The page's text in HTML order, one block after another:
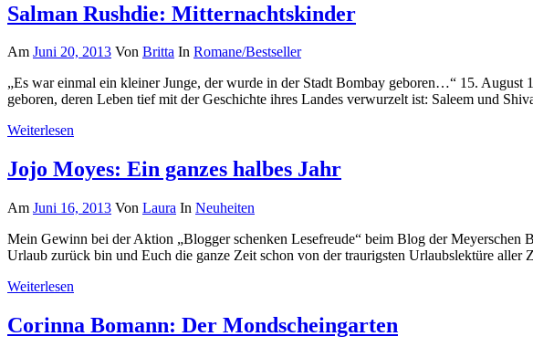
Salman Rushdie: Mitternachtskinder
Am Juni 20, 2013 Von Britta In Romane/Bestseller
„Es war einmal ein kleiner Junge, der wurde in der Stadt Bombay geboren…“ 15.
geboren, deren Leben tief mit der Geschichte ihres Landes verwurzelt ist: Saleem und
Weiterlesen
Jojo Moyes: Ein ganzes halbes Jahr
Am Juni 16, 2013 Von Laura In Neuheiten
Mein Gewinn bei der Aktion „Blogger schenken Lesefreude“ beim Blog der Meyerschen
Urlaub zurück bin und Euch die ganze Zeit schon von der traurigsten Urlaubslektüre
Weiterlesen
Corinna Bomann: Der Mondscheingarten